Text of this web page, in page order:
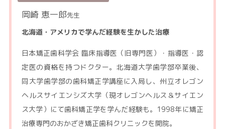
岡崎 恵一郎先生
北海道・アメリカで学んだ経験を生かした治療
日本矯正歯科学会 臨床指導医（旧専門医）・指導医・認
定医の資格を持つドクター。北海道大学歯学部卒業後、
同大学歯学部の歯科矯正学講座に入局し、州立オレゴン
ヘルスサイエンシズ大学（現オレゴンヘルス＆サイエン
ス大学）にて歯科矯正学を学んだ経験も。1998年に矯正
治療専門のおかざき矯正歯科クリニックを開院。